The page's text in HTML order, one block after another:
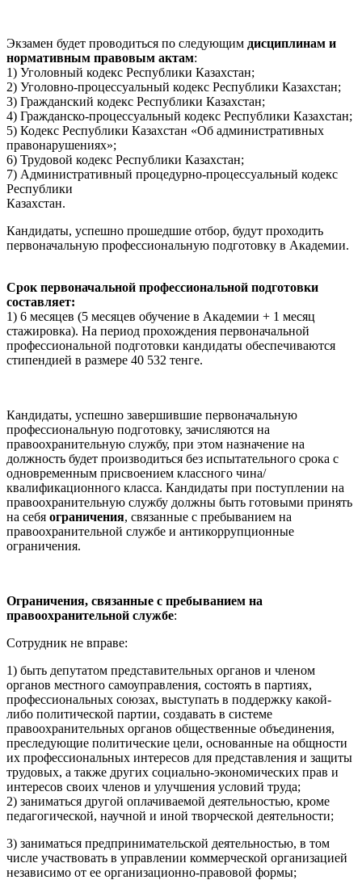
Экзамен будет проводиться по следующим дисциплинам и
нормативным правовым актам:
1) Уголовный кодекс Республики Казахстан;
2) Уголовно-процессуальный кодекс Республики Казахстан;
3) Гражданский кодекс Республики Казахстан;
4) Гражданско-процессуальный кодекс Республики Казахстан;
5) Кодекс Республики Казахстан «Об административных
правонарушениях»;
6) Трудовой кодекс Республики Казахстан;
7) Административный процедурно-процессуальный кодекс
Республики
Казахстан.
Кандидаты, успешно прошедшие отбор, будут проходить
первоначальную профессиональную подготовку в Академии.
Срок первоначальной профессиональной подготовки
составляет:
1) 6 месяцев (5 месяцев обучение в Академии + 1 месяц
стажировка). На период прохождения первоначальной
профессиональной подготовки кандидаты обеспечиваются
стипендией в размере 40 532 тенге.
Кандидаты, успешно завершившие первоначальную
профессиональную подготовку, зачисляются на
правоохранительную службу, при этом назначение на
должность будет производиться без испытательного срока с
одновременным присвоением классного чина/
квалификационного класса. Кандидаты при поступлении на
правоохранительную службу должны быть готовыми принять
на себя ограничения, связанные с пребыванием на
правоохранительной службе и антикоррупционные
ограничения.
Ограничения, связанные с пребыванием на
правоохранительной службе:
Сотрудник не вправе:
1) быть депутатом представительных органов и членом
органов местного самоуправления, состоять в партиях,
профессиональных союзах, выступать в поддержку какой-
либо политической партии, создавать в системе
правоохранительных органов общественные объединения,
преследующие политические цели, основанные на общности
их профессиональных интересов для представления и защиты
трудовых, а также других социально-экономических прав и
интересов своих членов и улучшения условий труда;
2) заниматься другой оплачиваемой деятельностью, кроме
педагогической, научной и иной творческой деятельности;
3) заниматься предпринимательской деятельностью, в том
числе участвовать в управлении коммерческой организацией
независимо от ее организационно-правовой формы;